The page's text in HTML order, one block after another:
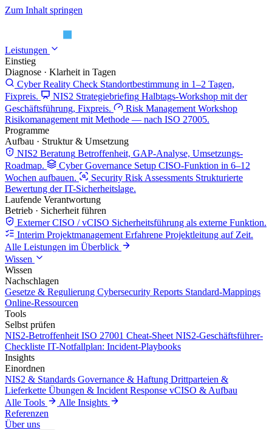
Zum Inhalt springen
Leistungen
Einstieg
Diagnose · Klarheit in Tagen
Cyber Reality Check Standortbestimmung in 1–2 Tagen,
Fixpreis.
NIS2 Strategiebriefing Halbtags-Workshop mit der
Geschäftsführung, Fixpreis.
Risk Management Workshop
Risikomanagement mit Methode — nach ISO 27005.
Programme
Aufbau · Struktur & Umsetzung
NIS2 Beratung Betroffenheit, GAP-Analyse, Umsetzungs-
Roadmap.
Cyber Governance Setup CISO-Funktion in 6–12
Wochen aufbauen.
Security Risk Assessments Strukturierte
Bewertung der IT-Sicherheitslage.
Laufende Verantwortung
Betrieb · Sicherheit führen
Externer CISO / vCISO Sicherheitsführung als externe Funktion.
Interim Projektmanagement Erfahrene Projektleitung auf Zeit.
Alle Leistungen im Überblick
Wissen
Wissen
Nachschlagen
Gesetze & Regulierung Cybersecurity Reports Standard-Mappings
Online-Ressourcen
Tools
Selbst prüfen
NIS2-Betroffenheit ISO 27001 Cheat-Sheet NIS2-Geschäftsführer-
Checkliste IT-Notfallplan: Incident-Playbooks
Insights
Einordnen
NIS2 & Standards Governance & Haftung Drittparteien &
Lieferkette Übungen & Incident Response vCISO & Aufbau
Alle Tools
Alle Insights
Referenzen
Über uns